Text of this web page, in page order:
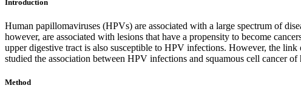
Introduction
Human papillomaviruses (HPVs) are associated with a large spectrum of
however, are associated with lesions that have a propensity to become
upper digestive tract is also susceptible to HPV infections. However, the
studied the association between HPV infections and squamous cell cancer of
Method